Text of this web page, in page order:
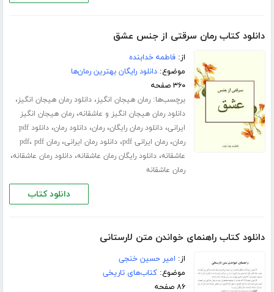
دانلود کتاب رمان سرقتی از جنس عشق
از:فاطمه خدابنده
موضوع:دانلود رایگان بهترین رمان‌ها
۳۶۰ صفحه
برچسب‌ها:رمان هیجان انگیز،دانلود رمان هیجان انگیز،
دانلود رمان هیجان انگیز و عاشقانه،رمان هیجان انگیز
ایرانی،دانلود رمان رایگان،رمان،دانلود رمان،
دانلود pdf
رمان،رمان ایرانی pdf ،دانلود رمان ایرانی،رمان pdf ، pdf
عاشقانه،دانلود رایگان رمان عاشقانه،دانلود رمان عاشقانه،
رمان عاشقانه
دانلود کتاب
دانلود کتاب راهنمای خواندن متن لارستانی
از: امیر حسین خنجی
موضوع:کتاب‌های تاریخی
۸۶ صفحه